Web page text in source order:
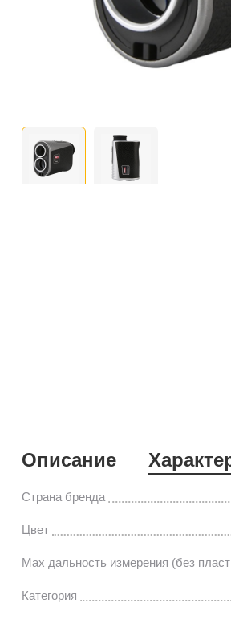
Описание
Страна бренда
Цвет
Мах дальность измерения (без
Категория